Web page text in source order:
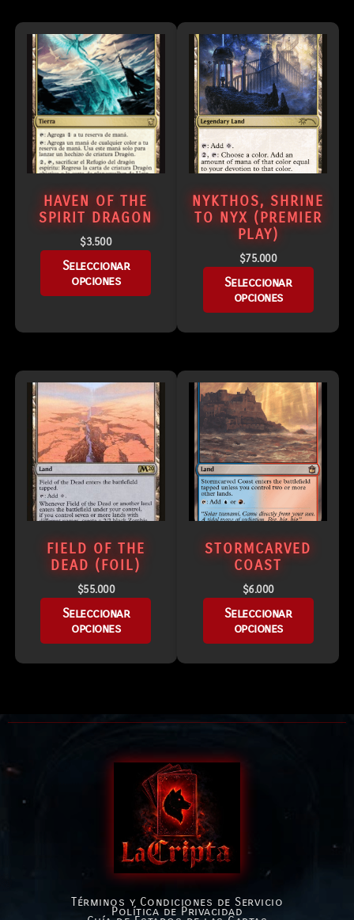
HAVEN OF THE
SPIRIT DRAGON
$3.500
Seleccionar
opciones
NYKTHOS, SHRINE
TO NYX (PREMIER
PLAY)
$75.000
Seleccionar
opciones
FIELD OF THE
DEAD (FOIL)
$55.000
Seleccionar
opciones
STORMCARVED
COAST
$6.000
Seleccionar
opciones
Términos y Condiciones de Servicio
Política de Privacidad